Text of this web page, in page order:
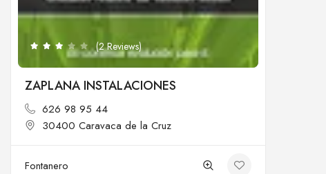
(2 Reviews)
ZAPLANA INSTALACIONES
626 98 95 44
30400 Caravaca de la Cruz
Fontanero